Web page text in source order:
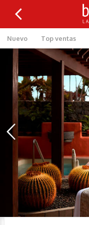
Nuevo Top ventas
‹